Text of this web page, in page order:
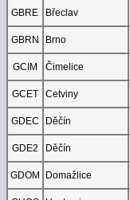
GBRE
Břeclav
GBRN
Brno
GCIM
Čimelice
GCET
Cetviny
GDEC
Děčín
GDE2
Děčín
GDOM
Domažlice